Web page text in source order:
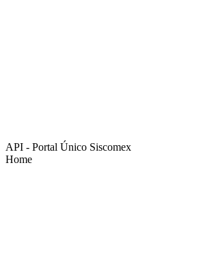
API - Portal Único Siscomex
Home